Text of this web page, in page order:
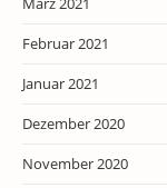
Februar 2021
Januar 2021
Dezember 2020
November 2020